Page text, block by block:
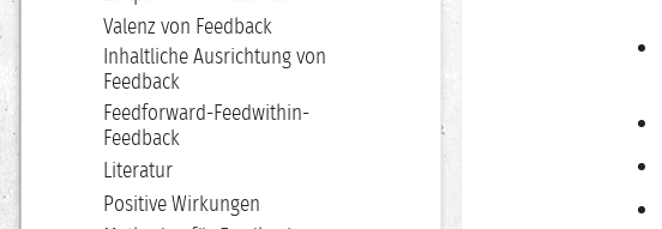
Valenz von Feedback
Inhaltliche Ausrichtung von
Feedback
Feedforward-Feedwithin-
Feedback
Literatur
Positive Wirkungen